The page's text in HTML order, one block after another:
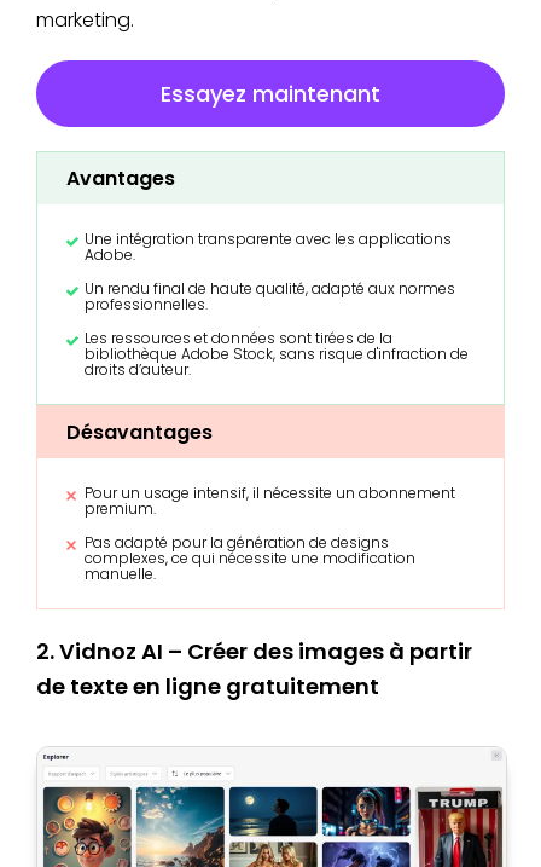
marketing.
Essayez maintenant
Avantages
Une intégration transparente avec les applications
Adobe.
Un rendu final de haute qualité, adapté aux normes
professionnelles.
Les ressources et données sont tirées de la
bibliothèque Adobe Stock, sans risque d'infraction de
droits d’auteur.
Désavantages
Pour un usage intensif, il nécessite un abonnement
premium.
Pas adapté pour la génération de designs
complexes, ce qui nécessite une modification
manuelle.
2. Vidnoz AI – Créer des images à partir
de texte en ligne gratuitement